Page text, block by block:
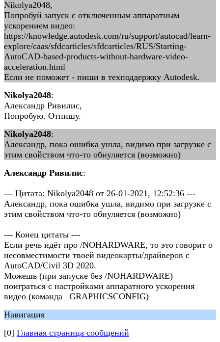
Nikolya2048,
Попробуй запуск с отключенным аппаратным
ускорением видео:
https://knowledge.autodesk.com/ru/support/autocad/learn-
explore/caas/sfdcarticles/sfdcarticles/RUS/Starting-
AutoCAD-based-products-without-hardware-video-
acceleration.html
Если не поможет - пиши в техподдержку Autodesk.
Nikolya2048:
Александр Ривилис,
Попробую. Отпишу.
Nikolya2048:
Александр, пока ошибка ушла, видимо при загрузке с
этим свойством что-то обнуляется (возможно)
Александр Ривилис:
--- Цитата: Nikolya2048 от 26-01-2021, 12:52:36 ---
Александр, пока ошибка ушла, видимо при загрузке с
этим свойством что-то обнуляется (возможно)
--- Конец цитаты ---
Если речь идёт про /NOHARDWARE, то это говорит о
несовместимости твоей видеокарты/драйверов с
AutoCAD/Civil 3D 2020.
Можешь (при запуске без /NOHARDWARE)
поиграться с настройками аппаратного ускорения
видео (команда _GRAPHICSCONFIG)
Навигация
[0] Главная страница сообщений